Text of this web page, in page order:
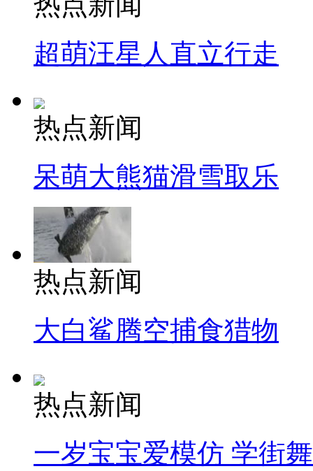
超萌汪星人直立行走
热点新闻
呆萌大熊猫滑雪取乐
热点新闻
大白鲨腾空捕食猎物
热点新闻
一岁宝宝爱模仿 学街